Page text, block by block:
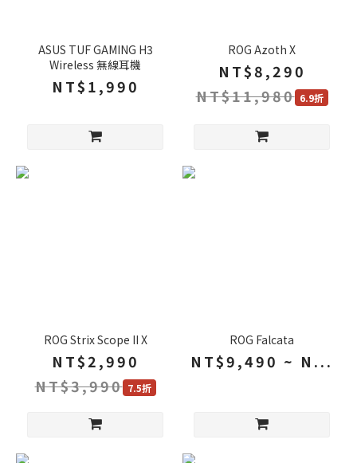
ASUS TUF GAMING H3
Wireless 無線耳機
NT$1,990
ROG Azoth X
NT$8,290
NT$11,980 6.9折
ROG Strix Scope II X
NT$2,990
NT$3,990 7.5折
ROG Falcata
NT$9,490 ~ N...